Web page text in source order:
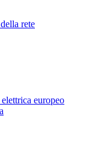
rete
europeo